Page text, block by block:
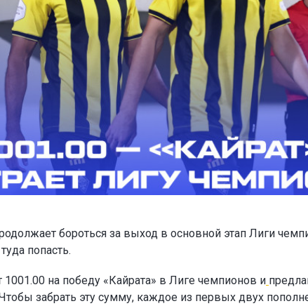
бороться за выход в основной этап Лиги
попасть.
на победу «Кайрата» в Лиге чемпионов и
забрать эту сумму, каждое из первых двух